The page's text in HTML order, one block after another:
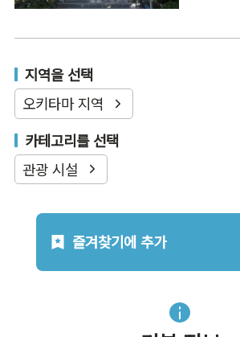
지역을 선택
오키타마 지역
카테고리를 선택
관광 시설
즐겨찾기에 추가